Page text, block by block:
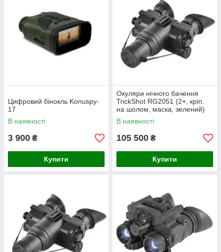
Цифровий бінокль Konuspy-
17
В наявності
3 900 ₴
Купити
Окуляри нічного бачення
TrickShot RG2051 (2+, кріп.
на шолом, маска, зелений)
В наявності
105 500 ₴
Купити